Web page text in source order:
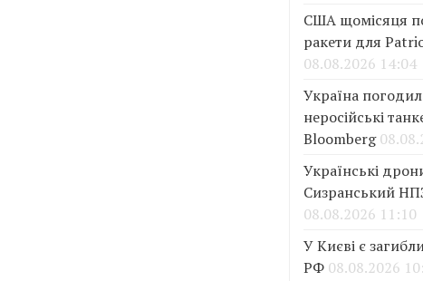
США щомісяця
ракети для
08.08.2026 14:04
Україна
неросійські
Bloomberg
Українські
Сизранський
08.08.2026 11:10
У Києві є
РФ 08.08.2026